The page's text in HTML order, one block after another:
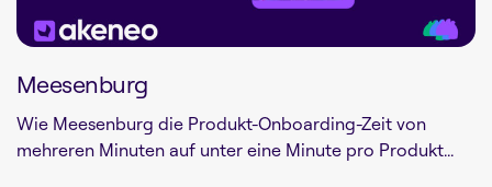
Meesenburg
Wie Meesenburg die Produkt-Onboarding-Zeit von
mehreren Minuten auf unter eine Minute pro Produkt...